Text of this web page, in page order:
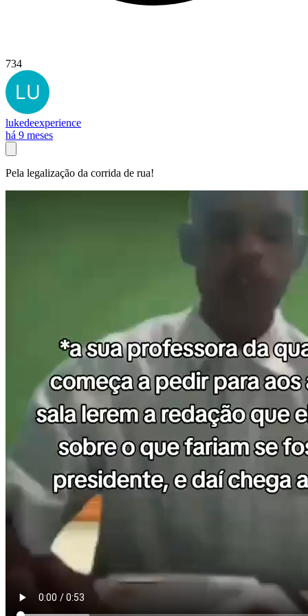
734
lukedeexperience
há 9 meses
Pela legalização da corrida de rua!